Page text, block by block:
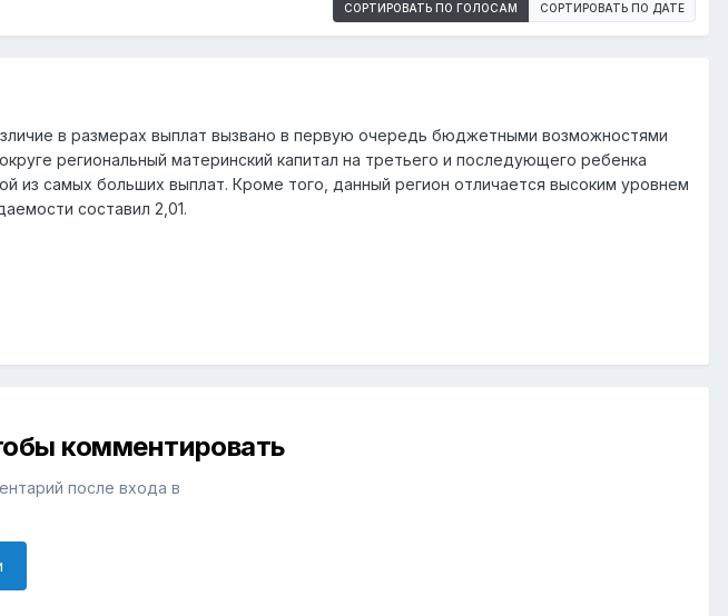
СОРТИРОВАТЬ ПО ГОЛОСАМ СОРТИРОВАТЬ ПО ДАТЕ
в размерах выплат вызвано в первую очередь бюджетными возможностями
региональный материнский капитал на третьего и последующего ребенка
из самых больших выплат. Кроме того, данный регион отличается высоким уровнем
составил 2,01.
комментировать
после входа в